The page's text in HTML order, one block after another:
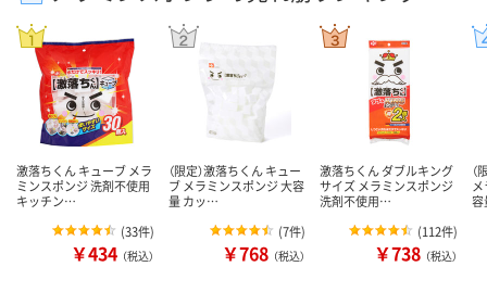
激落ちくん キューブ メラ
ミンスポンジ 洗剤不使用
キッチン…
(33件)
￥434 （税込）
（限定）激落ちくん キュー
ブ メラミンスポンジ 大容
量 カッ…
(7件)
￥768 （税込）
激落ちくん ダブルキング
サイズ メラミンスポンジ
洗剤不使用…
(112件)
￥738 （税込）